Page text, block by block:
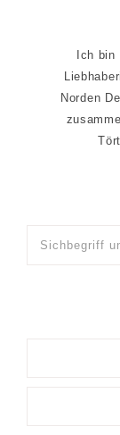
Ich
Norden